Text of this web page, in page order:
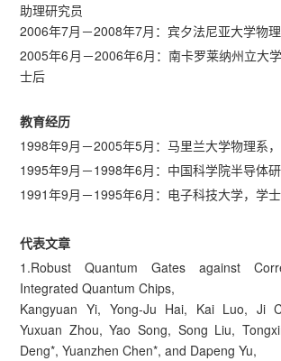
助理研究员
2006年7月－2008年7月：宾夕法尼亚大学物
2005年6月－2006年6月：南卡罗莱纳州立大
士后
教育经历
1998年9月－2005年5月：马里兰大学物理系
1995年9月－1998年6月：中国科学院半导体
1991年9月－1995年6月：电子科技大学，学士
代表文章
1.Robust Quantum Gates against
Integrated Quantum Chips,
Kangyuan Yi, Yong-Ju Hai, Kai Luo, Ji
Yuxuan Zhou, Yao Song, Song Liu,
Deng*, Yuanzhen Chen*, and Dapeng Yu,